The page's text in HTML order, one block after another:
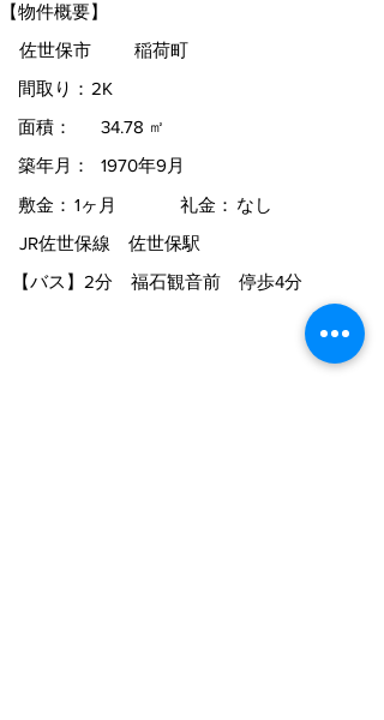
【物件概要】
稲荷町
佐世保市
間取り： 2K
面積：
34.78
築年月：
1970年9月
㎡
敷金： 1ヶ月 なし
礼金：
JR佐世保線 佐世保駅
【バス】 2分 福石観音前 停歩4分